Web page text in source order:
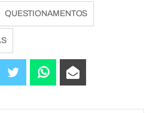
QUESTIONAMENTOS